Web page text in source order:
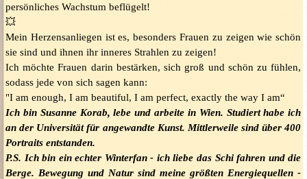
persönliches Wachstum beflügelt!
💥
Mein Herzensanliegen ist es, besonders Frauen zu zeigen wie schön
sie sind und ihnen ihr inneres Strahlen zu zeigen!
Ich möchte Frauen darin bestärken, sich groß und schön zu fühlen,
sodass jede von sich sagen kann:
"I am enough, I am beautiful, I am perfect, exactly the way I am“
Ich bin Susanne Korab, lebe und arbeite in Wien. Studiert habe ich
an der Universität für angewandte Kunst. Mittlerweile sind über 400
Portraits entstanden.
P.S. Ich bin ein echter Winterfan - ich liebe das Schi fahren und die
Berge. Bewegung und Natur sind meine größten Energiequellen -